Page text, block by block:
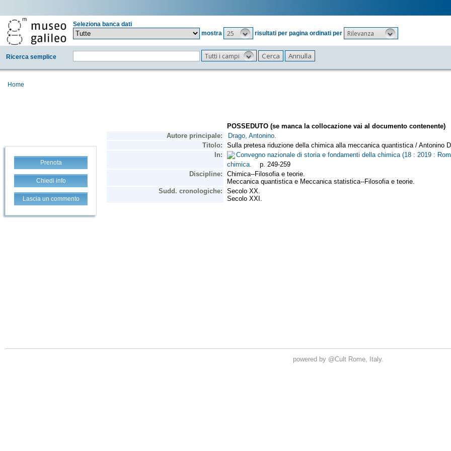
Seleziona banca dati
mostra
25 risultati per pagina ordinati per Rilevanza
Ricerca semplice Tutti i campi
Home
Prenota
Chiedi info
Lascia un commento
powered by @Cult Rome, Italy.